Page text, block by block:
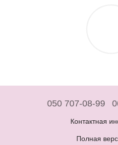
050 707-08-99
Контактная
Полная